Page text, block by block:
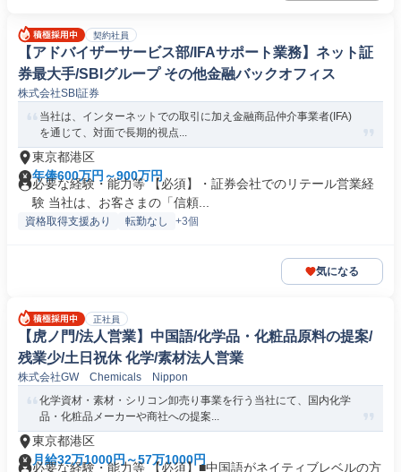
契約社員
【アドバイザーサービス部/IFAサポート業務】ネット証
券最大手/SBIグループ その他金融バックオフィス
株式会社SBI証券
当社は、インターネットでの取引に加え金融商品仲介事業者(IFA)
を通じて、対面で長期的視点...
東京都港区
年俸600万円～900万円
必要な経験・能力等 【必須】・証券会社でのリテール営業経
験 当社は、お客さまの「信頼...
資格取得支援あり 転勤なし +3個
気になる
正社員
【虎ノ門/法人営業】中国語/化学品・化粧品原料の提案/
残業少/土日祝休 化学/素材法人営業
株式会社GW Chemicals Nippon
化学資材・素材・シリコン卸売り事業を行う当社にて、国内化学
品・化粧品メーカーや商社への提案...
東京都港区
月給32万1000円～57万1000円
必要な経験・能力等 【必須】■中国語がネイティブレベルの方